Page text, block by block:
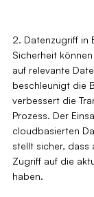
2. Datenzugriff in
Sicherheit
auf relevante
beschleunigt die
verbessert die
Prozess. Der
cloudbasierten
stellt sicher, dass
Zugriff auf die
haben.